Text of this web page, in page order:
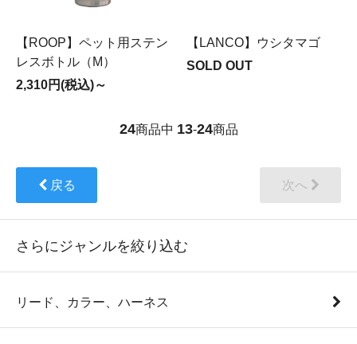
【ROOP】ペット用ステン
レスボトル（M）
2,310円(税込)～
【LANCO】ウシタマゴ
SOLD OUT
24商品中 13-24商品
戻る 次へ
さらにジャンルを絞り込む
リード、カラー、ハーネス